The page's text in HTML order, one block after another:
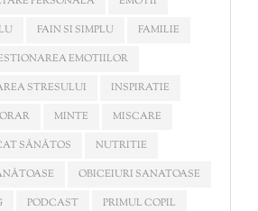
FAIN SI SIMPLU
FAMILIE
EMOTIILOR
STRESULUI
INSPIRATIE
MINTE
MISCARE
SĂNĂTOS
NUTRITIE
OBICEIURI SANATOASE
PODCAST
PRIMUL COPIL